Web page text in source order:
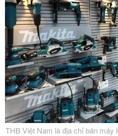
THB Việt Nam là địa chỉ bán